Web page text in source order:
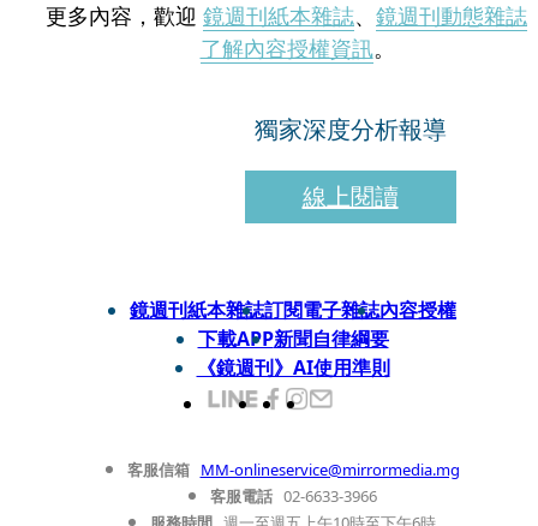
更多內容，歡迎 鏡週刊紙本雜誌、 鏡週刊動態雜誌
了解內容授權資訊。
獨家深度分析報導
線上閱讀
鏡週刊紙本雜誌訂閱電子雜誌內容授權
下載APP新聞自律綱要
《鏡週刊》AI使用準則
客服信箱 MM-onlineservice@mirrormedia.mg
客服電話 02-6633-3966